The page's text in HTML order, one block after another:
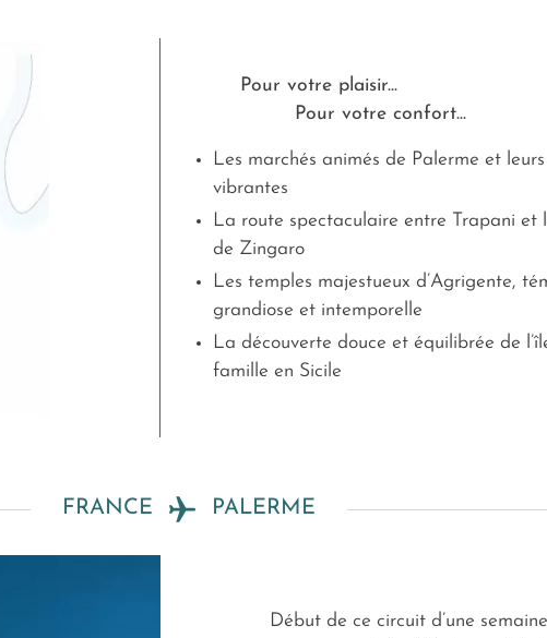
Pour votre plaisir...
Pour votre confort...
Les marchés animés de Palerme et
vibrantes
La route spectaculaire entre Trapani et
de Zingaro
Les temples majestueux d’Agrigente,
grandiose et intemporelle
La découverte douce et équilibrée de
famille en Sicile
FRANCE PALERME
Début de ce circuit d’une